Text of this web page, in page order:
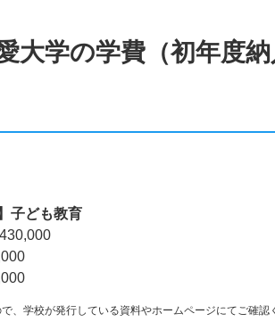
大学の学費（初年度納
子ども教育
、学校が発行している資料やホームページにてご確認